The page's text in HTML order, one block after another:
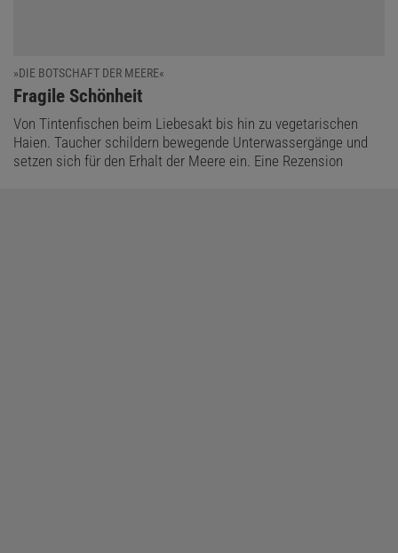
»DIE BOTSCHAFT DER MEERE«
:
Fragile Schönheit
Von Tintenfischen beim Liebesakt bis hin zu vegetarischen
Haien. Taucher schildern bewegende Unterwassergänge und
setzen sich für den Erhalt der Meere ein. Eine Rezension